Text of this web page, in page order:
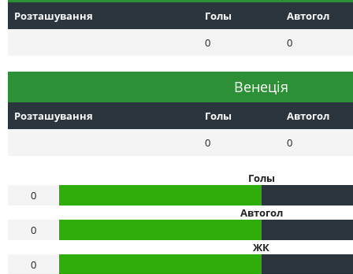
Розташування Голы
Автогол
0
0
Венеція
Розташування Голы
Автогол
0
0
Голы
0
Автогол
0
ЖК
0